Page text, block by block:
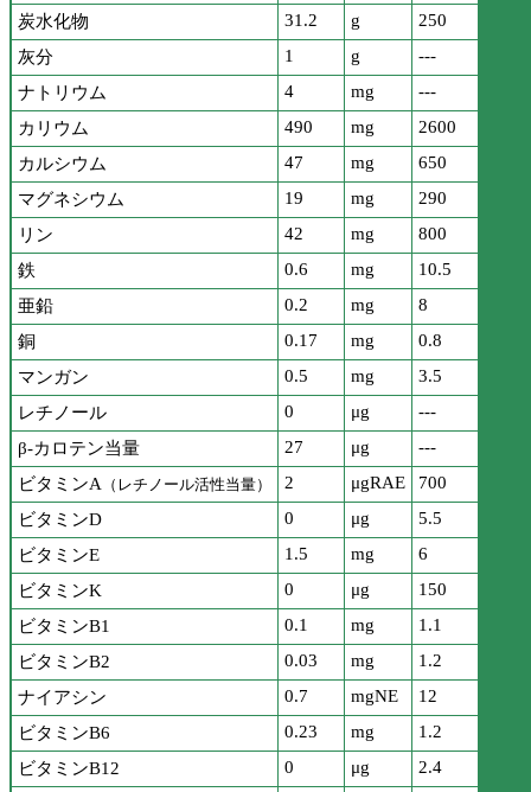
炭水化物
31.2 g
250
灰分
1 g
---
ナトリウム
4 mg
---
カリウム
490 mg
2600
カルシウム
47 mg
650
マグネシウム
19 mg
290
リン
42 mg
800
鉄
0.6 mg
10.5
亜鉛
0.2 mg
8
銅
0.17 mg
0.8
マンガン
0.5 mg
3.5
レチノール
0 μg
---
β-カロテン当量
27 μg
---
ビタミンA （レチノール活性当量） 2 μgRAE
700
ビタミンD
0 μg
5.5
ビタミンE
1.5 mg
6
ビタミンK
0 μg
150
ビタミンB1
0.1 mg
1.1
ビタミンB2
0.03 mg
1.2
ナイアシン
0.7 mgNE
12
ビタミンB6
0.23 mg
1.2
ビタミンB12
0 μg
2.4